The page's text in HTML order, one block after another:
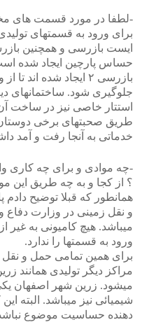
-لطفا در مورد قسمت های
ایست بازرسی و همچنین
حساس پارچین ایجاد شده
بازرسی ۲ ایجاد شده
جلوگیری شود. ساختمانهای
استتار خاصی نیز در ساخت
طریق صحبتهای برخی
خدماتی به آنجا رفت و آمد
-چه موادی و برای چه کاری
؟ از کجا و به چه طریق این
همانطور که قبلا توضیح دادم
و نقل زمینی در وزارت دفاع و
میباشد. هیچ کامیونی به غیر
ورود به قسمتها را ندارد.
برای همین تمامی حمل و نقل
مراکز دیگر تولیدی همانند
میشود. زرین شهر اصفهان یکی
شیمیائی نیز میباشد. البته
دهنده حساسیت موضوع